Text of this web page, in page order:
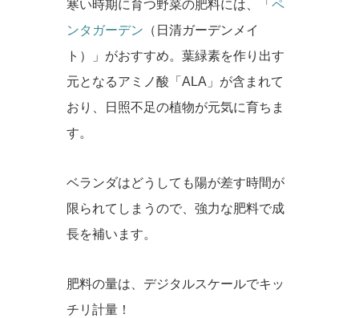
寒い時期に育つ野菜の肥料には、「 ペ
ンタガーデン （日清ガーデンメイ
ト）」がおすすめ。葉緑素を作り出す
元となるアミノ酸「ALA」が含まれて
おり、日照不足の植物が元気に育ちま
す。
ベランダはどうしても陽が差す時間が
限られてしまうので、強力な肥料で成
長を補います。
肥料の量は、デジタルスケールでキッ
チリ計量！